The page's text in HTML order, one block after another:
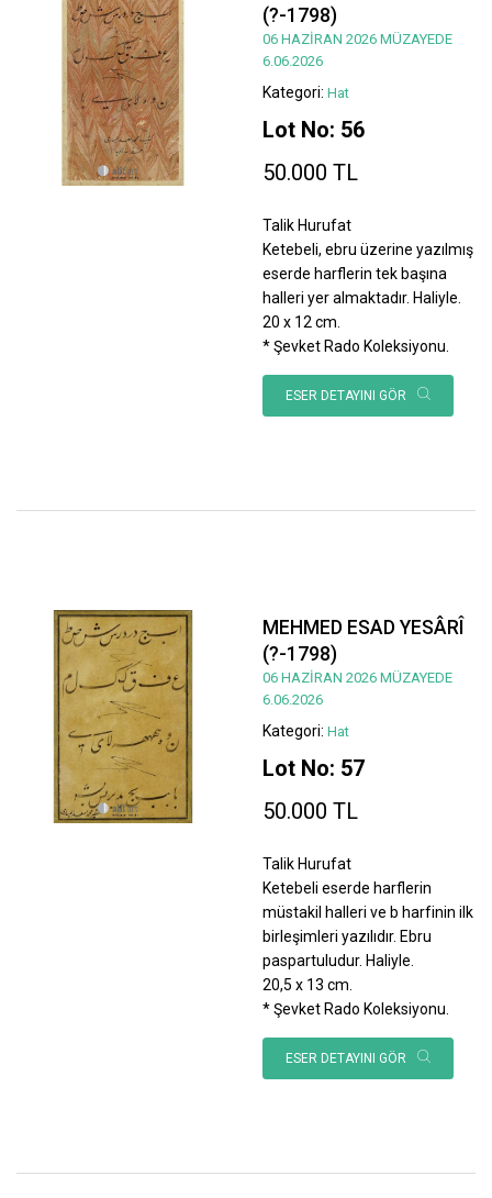
(?-1798)
06 HAZİRAN 2026 MÜZAYEDE
6.06.2026
Kategori: Hat
Lot No: 56
50.000 TL
Talik Hurufat
Ketebeli, ebru üzerine yazılmış
eserde harflerin tek başına
halleri yer almaktadır. Haliyle.
20 x 12 cm.
* Şevket Rado Koleksiyonu.
ESER DETAYINI GÖR
MEHMED ESAD YESÂRÎ
(?-1798)
06 HAZİRAN 2026 MÜZAYEDE
6.06.2026
Kategori: Hat
Lot No: 57
50.000 TL
Talik Hurufat
Ketebeli eserde harflerin
müstakil halleri ve b harfinin ilk
birleşimleri yazılıdır. Ebru
paspartuludur. Haliyle.
20,5 x 13 cm.
* Şevket Rado Koleksiyonu.
ESER DETAYINI GÖR